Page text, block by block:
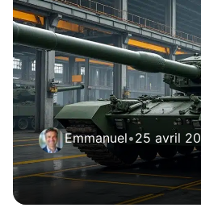
Emmanuel•25 avril